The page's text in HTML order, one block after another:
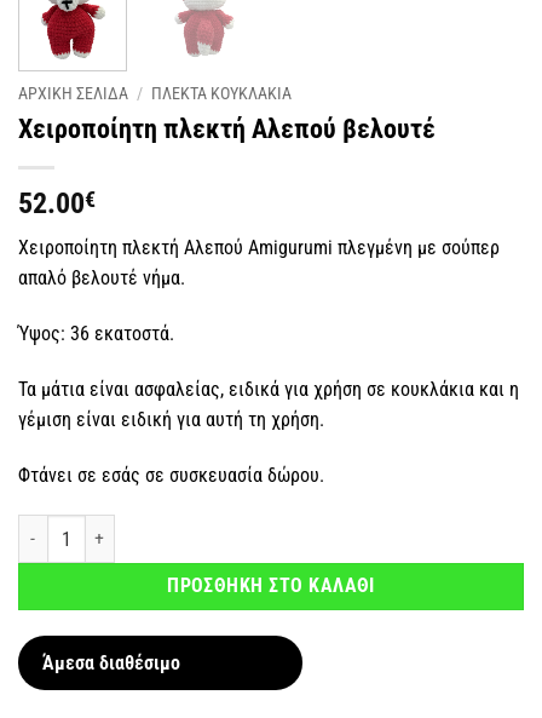
ΑΡΧΙΚΗ ΣΕΛΙΔΑ / ΠΛΕΚΤΑ KΟΥΚΛΑΚΙΑ
Χειροποίητη πλεκτή Αλεπού βελουτέ
52.00€
Χειροποίητη πλεκτή Αλεπού Amigurumi πλεγμένη με σούπερ
απαλό βελουτέ νήμα.
Ύψος: 36 εκατοστά.
Τα μάτια είναι ασφαλείας, ειδικά για χρήση σε κουκλάκια και η
γέμιση είναι ειδική για αυτή τη χρήση.
Φτάνει σε εσάς σε συσκευασία δώρου.
Χειροποίητη πλεκτή Αλεπού βελουτέ ποσότητα
ΠΡΟΣΘΗΚΗ ΣΤΟ ΚΑΛΑΘΙ
Άμεσα διαθέσιμο